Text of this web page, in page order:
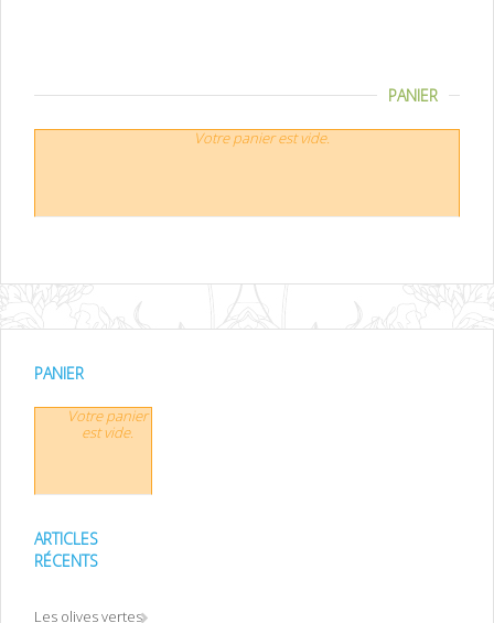
PANIER
Votre panier est vide.
PANIER
Votre panier
est vide.
ARTICLES
RÉCENTS
Les olives vertes